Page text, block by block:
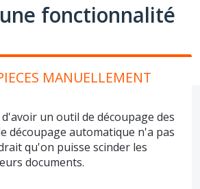
fonctionnalité
MANUELLEMENT
un outil de découpage des
découpage automatique n'a pas
qu'on puisse scinder les
documents.